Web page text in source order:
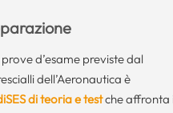
d’esame previste dal
dell’Aeronautica è
di teoria e testche affronta